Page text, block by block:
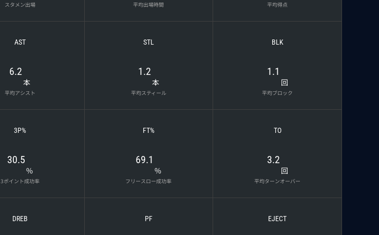
スタメン出場 平均出場時間 平均得点
AST
6.2
本
平均アシスト
STL
1.2
本
平均スティール
BLK
1.1
回
平均ブロック
3P%
30.5
%
3ポイント成功率
FT%
69.1
%
フリースロー成功率
TO
3.2
回
平均ターンオーバー
DREB PF EJECT